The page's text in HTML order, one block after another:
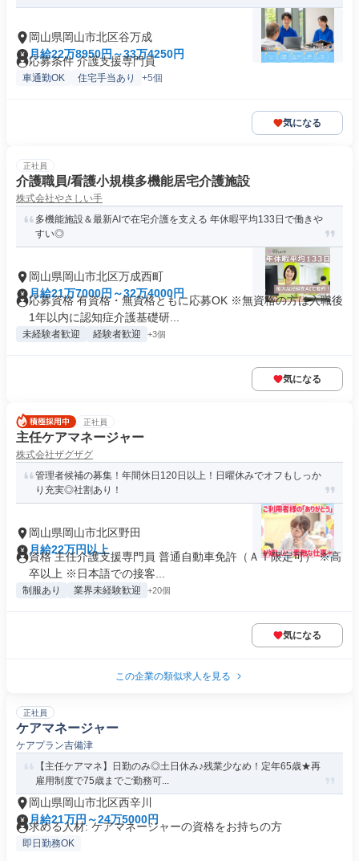
岡山県岡山市北区谷万成
月給22万8950円～33万4250円
応募条件 介護支援専門員
車通勤OK 住宅手当あり +5個
気になる
正社員
介護職員/看護小規模多機能居宅介護施設
株式会社やさしい手
多機能施設＆最新AIで在宅介護を支える 年休暇平均133日で働きや
すい◎
岡山県岡山市北区万成西町
月給21万7000円～32万4000円
応募資格 有資格・無資格ともに応募OK ※無資格の方は入職後
1年以内に認知症介護基礎研...
未経験者歓迎 経験者歓迎 +3個
気になる
正社員
主任ケアマネージャー
株式会社ザグザグ
管理者候補の募集！年間休日120日以上！日曜休みでオフもしっか
り充実◎社割あり！
岡山県岡山市北区野田
月給22万円以上
資格 主任介護支援専門員 普通自動車免許（ＡＴ限定可） ※高
卒以上 ※日本語での接客...
制服あり 業界未経験歓迎 +20個
気になる
この企業の類似求人を見る
正社員
ケアマネージャー
ケアプラン吉備津
【主任ケアマネ】日勤のみ◎土日休み♪残業少なめ！定年65歳★再
雇用制度で75歳までご勤務可...
岡山県岡山市北区西辛川
月給21万円～24万5000円
求める人材: ケアマネージャーの資格をお持ちの方
即日勤務OK